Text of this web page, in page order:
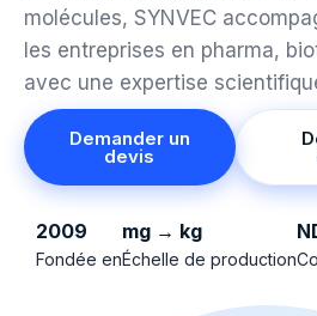
molécules, SYNVEC
les entreprises en pharma,
avec une expertise
Demander un
devis
2009
Fondée en
mg → kg
Échelle de production